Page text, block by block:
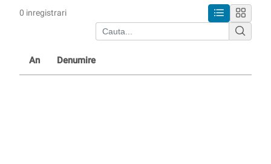
0 inregistrari
An Denumire